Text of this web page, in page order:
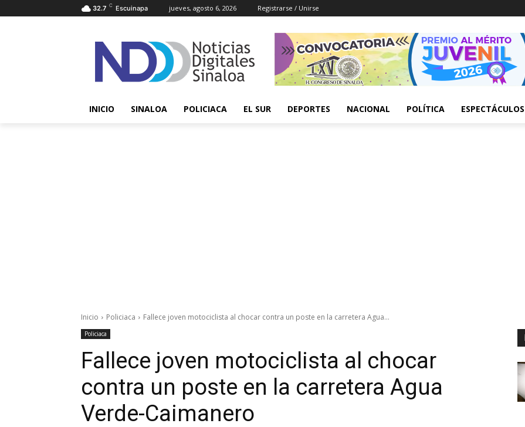
32.7 C Escuinapa jueves, agosto 6, 2026 Registrarse / Unirse
INICIO SINALOA POLICIACA EL SUR DEPORTES NACIONAL POLÍTICA ESPECTÁCULOS
Inicio Policiaca Fallece joven motociclista al chocar contra un poste en la carretera Agua...
Policiaca
Fallece joven motociclista al chocar
contra un poste en la carretera Agua
Verde-Caimanero